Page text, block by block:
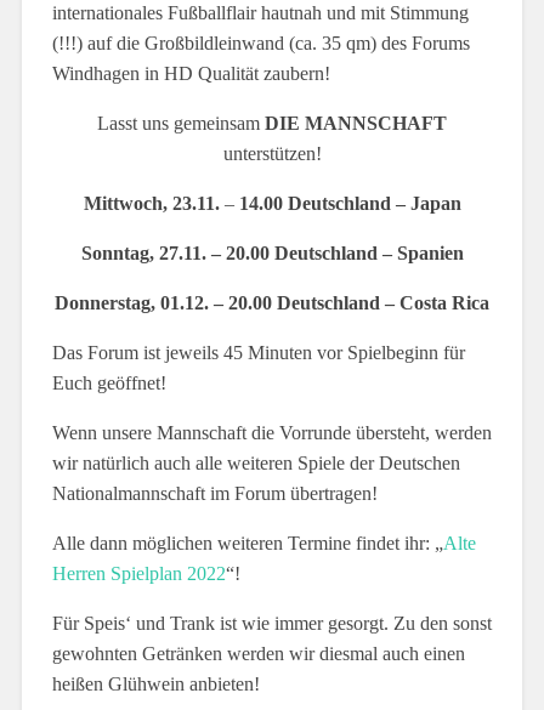
internationales Fußballflair hautnah und mit Stimmung
(!!!) auf die Großbildleinwand (ca. 35 qm) des Forums
Windhagen in HD Qualität zaubern!
Lasst uns gemeinsam DIE MANNSCHAFT
unterstützen!
Mittwoch, 23.11.– 14.00 Deutschland – Japan
Sonntag, 27.11. – 20.00 Deutschland – Spanien
Donnerstag, 01.12. – 20.00 Deutschland – Costa Rica
Das Forum ist jeweils 45 Minuten vor Spielbeginn für
Euch geöffnet!
Wenn unsere Mannschaft die Vorrunde übersteht, werden
wir natürlich auch alle weiteren Spiele der Deutschen
Nationalmannschaft im Forum übertragen!
Alle dann möglichen weiteren Termine findet ihr: „Alte
Herren Spielplan 2022“!
Für Speis‘ und Trank ist wie immer gesorgt. Zu den sonst
gewohnten Getränken werden wir diesmal auch einen
heißen Glühwein anbieten!